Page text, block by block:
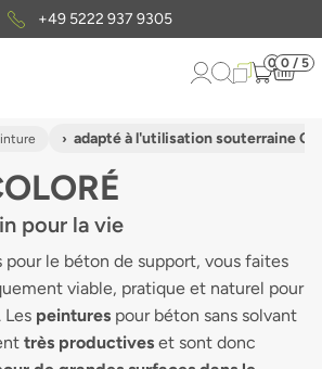
Envoi gratuit d'échantillons
0 0 / 5
adapté à l'utilisation souterraine
pour la vie
le béton de support, vous faites
viable, pratique et naturel pour
Les peintures pour béton sans solvant
très productives et sont donc